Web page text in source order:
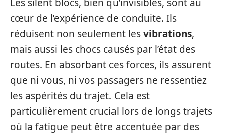
cœur de l’expérience de conduite. Ils
réduisent non seulement lesvibrations,
mais aussi les chocs causés par l’état des
routes. En absorbant ces forces, ils assurent
que ni vous, ni vos passagers ne ressentiez
les aspérités du trajet. Cela est
particulièrement crucial lors de longs trajets
où la fatigue peut être accentuée par des